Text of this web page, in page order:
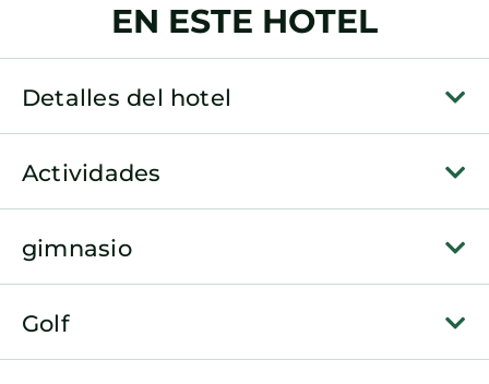
EN ESTE HOTEL
Detalles del hotel
Actividades
gimnasio
Golf